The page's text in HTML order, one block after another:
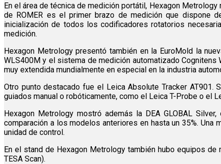
En el área de técnica de medición portátil, Hexagon
de ROMER es el primer brazo de medición que dispone
inicialización de todos los codificadores rotatorios
medición.
Hexagon Metrology presentó también en la EuroMold la
WLS400M y el sistema de medición automatizado
muy extendida mundialmente en especial en la industria
Otro punto destacado fue el Leica Absolute Tracker
guiados manual o robóticamente, como el Leica T-Probe o el
Hexagon Metrology mostró además la DEA GLOBAL
comparación a los modelos anteriores en hasta un 35%.
unidad de control.
En el stand de Hexagon Metrology también hubo equipos
TESA Scan).